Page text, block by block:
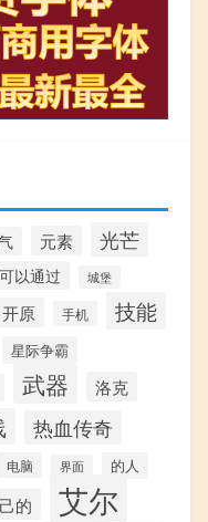
元素 光芒
可以通过 城堡
开原 手机 技能
星际争霸
武器 洛克
热血传奇
电脑 界面 的人
的 艾尔